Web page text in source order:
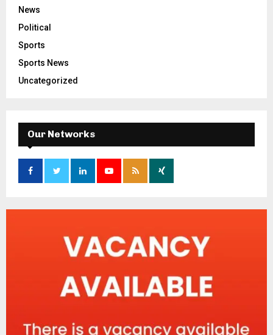
News
Political
Sports
Sports News
Uncategorized
Our Networks